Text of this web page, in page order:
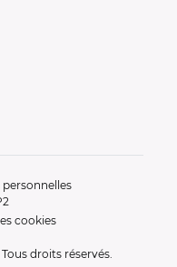
personnelles
cookies
droits réservés.